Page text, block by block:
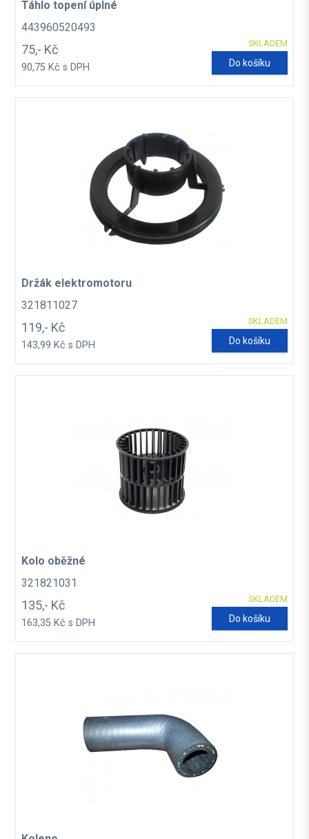
Táhlo topení úplné
443960520493
SKLADEM
75,- Kč
90,75 Kč s DPH Do košíku
Držák elektromotoru
321811027
SKLADEM
119,- Kč
143,99 Kč s DPH Do košíku
Kolo oběžné
321821031
SKLADEM
135,- Kč
163,35 Kč s DPH Do košíku